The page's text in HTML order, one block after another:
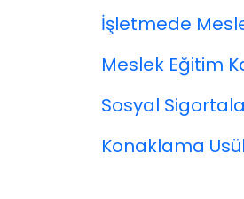
İşletmede
Meslek Eğitim
Sosyal
Konaklama